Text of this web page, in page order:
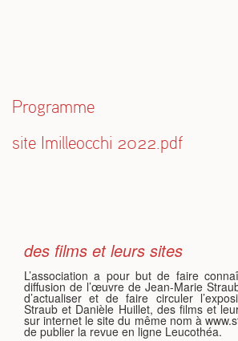
Programme
site Imilleocchi 2022.pdf
des films et leurs sites
L’association a pour but de faire
diffusion de l’œuvre de Jean-Marie
d’actualiser et de faire circuler
Straub et Danièle Huillet, des films et
sur internet le site du même nom à
de publier la revue en ligne Leucothéa.